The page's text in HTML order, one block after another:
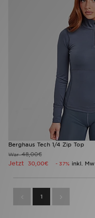
Berghaus Tech 1/4 Zip Top
War48,00€
Jetzt 30,00€ - 37% inkl.
1